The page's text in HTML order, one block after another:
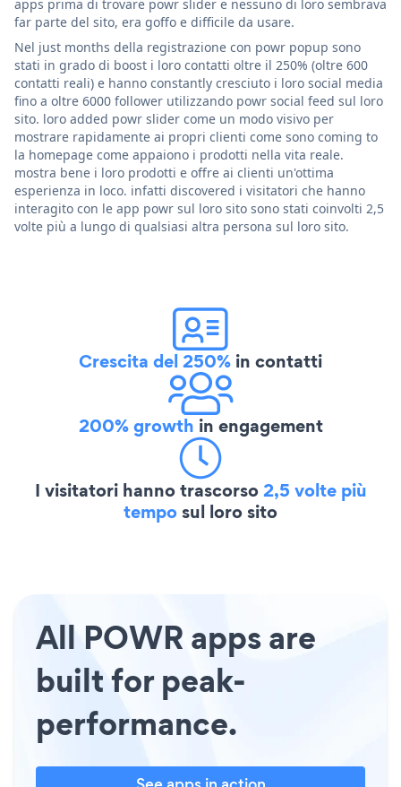
apps prima di trovare powr slider e nessuno di loro sembrava
far parte del sito, era goffo e difficile da usare.
Nel just months della registrazione con powr popup sono
stati in grado di boost i loro contatti oltre il 250% (oltre 600
contatti reali) e hanno constantly cresciuto i loro social media
fino a oltre 6000 follower utilizzando powr social feed sul loro
sito. loro added powr slider come un modo visivo per
mostrare rapidamente ai propri clienti come sono coming to
la homepage come appaiono i prodotti nella vita reale.
mostra bene i loro prodotti e offre ai clienti un'ottima
esperienza in loco. infatti discovered i visitatori che hanno
interagito con le app powr sul loro sito sono stati coinvolti 2,5
volte più a lungo di qualsiasi altra persona sul loro sito.
Crescita del 250% in contatti
200% growth in engagement
I visitatori hanno trascorso2,5 volte più
temposul loro sito
All POWR apps are
built for peak-
performance.